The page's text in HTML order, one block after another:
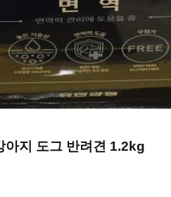
아지 도그 반려견 1.2kg